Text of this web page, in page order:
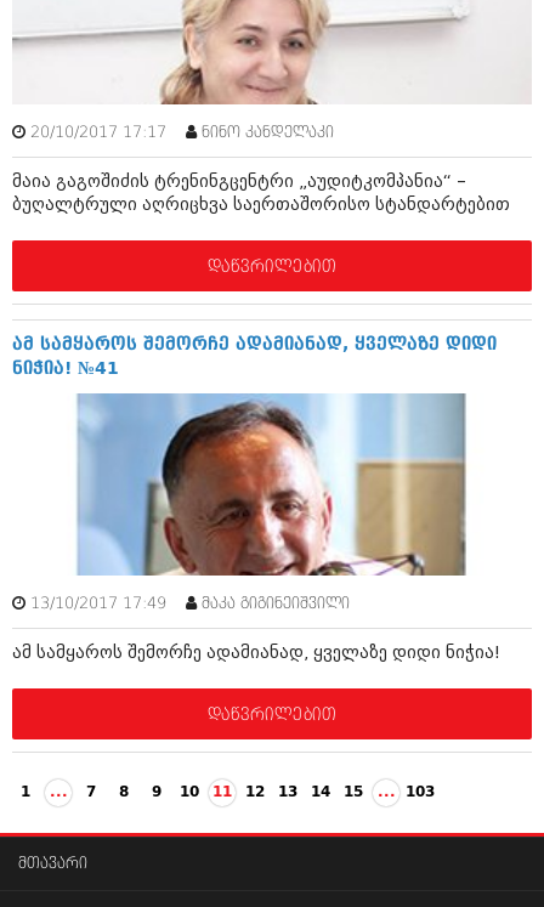
ოქტომბერი 2009 (382)
სექტემბერი 2009 (541)
აგვისტო 2009 (14)
ივლისი 2009 (118)
ოქტომბერი 0215 (1)
აგვისტო 0215 (2)
აგვისტო 0212 (1)
ივნისი 0212 (2)
ნოემბერი 0201 (1)
20/10/2017 17:17 ნინო კანდელაკი
მაია გაგოშიძის ტრენინგცენტრი „აუდიტკომპანია“ –
ბუღალტრული აღრიცხვა საერთაშორისო სტანდარტებით
დაწვრილებით
ამ სამყაროს შემორჩე ადამიანად, ყველაზე დიდი
ნიჭია! №41
13/10/2017 17:49 მაკა გიგინეიშვილი
ამ სამყაროს შემორჩე ადამიანად, ყველაზე დიდი ნიჭია!
დაწვრილებით
1 ... 7 8 9 10 11 12 13 14 15 ... 103
მთავარი